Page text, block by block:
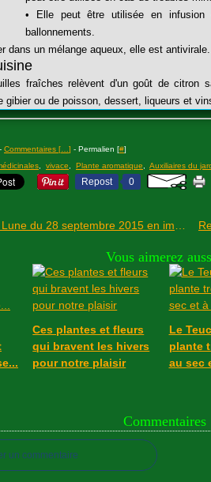
• Elle peut être utilisée en
ballonnements.
dans un mélange aqueux, elle est antivirale.
fraîches relèvent d'un goût de citron
gibier ou de poisson, dessert, liqueurs et
Commentaires [ ] - Permalien [#]
vivace Plante aromatique Auxiliaires du
Repost 0
Vous aimerez
Ces plantes et fleurs
qui bravent les hivers
pour notre plaisir
Le
plante
au sec
Commentaires
un commentaire